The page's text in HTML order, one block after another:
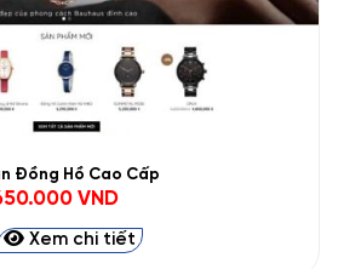
Đồng Hồ Cao Cấp
là:
VND.
VNDGiá
tại
là:
650.000 VND.
Xem chi tiết